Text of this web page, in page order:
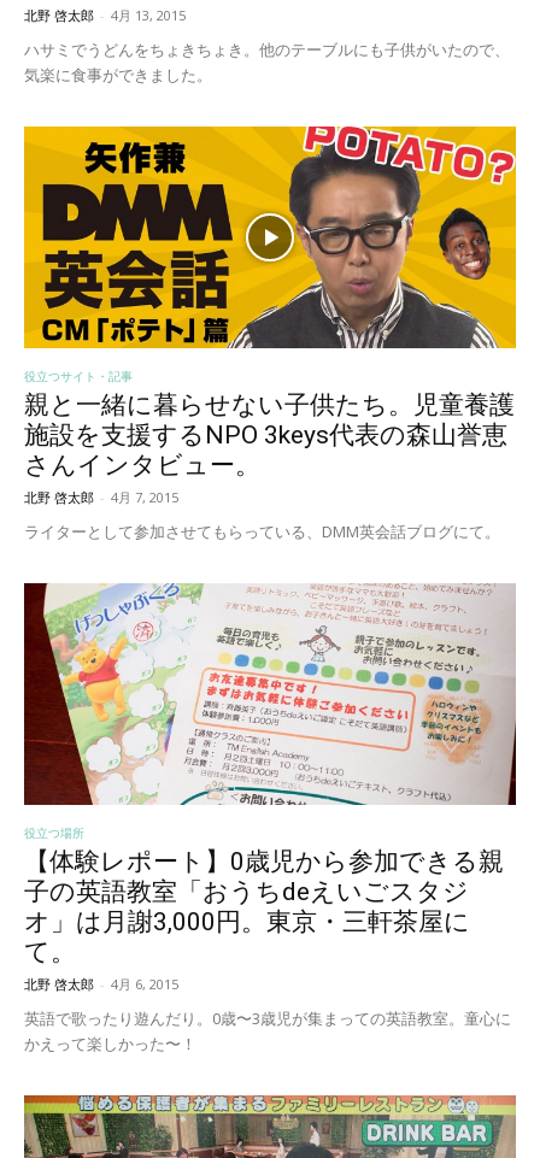
北野 啓太郎 - 4月 13, 2015
ハサミでうどんをちょきちょき。他のテーブルにも子供がいたので、
気楽に食事ができました。
役立つサイト・記事
親と一緒に暮らせない子供たち。児童養護
施設を支援するNPO 3keys代表の森山誉恵
さんインタビュー。
北野 啓太郎 - 4月 7, 2015
ライターとして参加させてもらっている、DMM英会話ブログにて。
役立つ場所
【体験レポート】0歳児から参加できる親
子の英語教室「おうちdeえいごスタジ
オ」は月謝3,000円。東京・三軒茶屋に
て。
北野 啓太郎 - 4月 6, 2015
英語で歌ったり遊んだり。0歳〜3歳児が集まっての英語教室。童心に
かえって楽しかった〜！